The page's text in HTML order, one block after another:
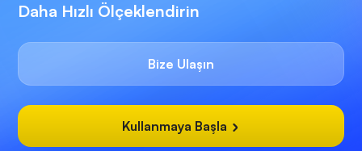
Daha Hızlı Ölçeklendirin
Bize Ulaşın
Kullanmaya Başla